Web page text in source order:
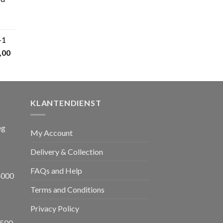
599,00.
Huidige
€ 1.650,00.
KLANTENDIENST
My Account
Delivery & Collection
FAQs and Help
Terms and Conditions
Privacy Policy